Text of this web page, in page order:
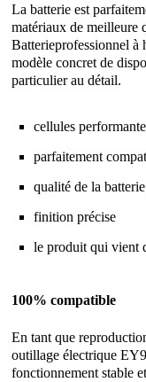
La batterie est
matériaux de meilleure
Batterieprofessionnel à
modèle concret de
particulier au détail.
cellules
parfaitement
qualité de la
finition précise
le produit qui vient
100% compatible
En tant que
outillage électrique
fonctionnement stable